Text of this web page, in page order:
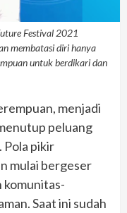
Festival 2021
membatasi diri hanya
untuk berdikari dan
menjadi
peluang
Pola pikir
mulai bergeser
komunitas-
Saat ini sudah